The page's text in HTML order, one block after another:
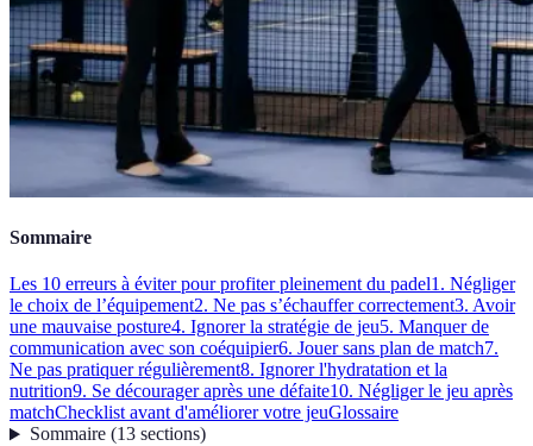
Sommaire
Les 10 erreurs à éviter pour profiter pleinement du padel1. Négliger
le choix de l’équipement2. Ne pas s’échauffer correctement3. Avoir
une mauvaise posture4. Ignorer la stratégie de jeu5. Manquer de
communication avec son coéquipier6. Jouer sans plan de match7.
Ne pas pratiquer régulièrement8. Ignorer l'hydratation et la
nutrition9. Se décourager après une défaite10. Négliger le jeu après
matchChecklist avant d'améliorer votre jeuGlossaire
Sommaire(13 sections)